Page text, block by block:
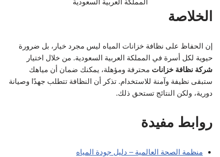
الخلاصة
إن الحفاظ على نظافة خزانات المياه ليس مجرد خيار، بل ضرورة
حيوية لكل أسرة في المملكة العربية السعودية. من خلال اختيار
شركة نظافة خزانات محترفة ومؤهلة، يمكنك ضمان أن مياهك
ستبقى نظيفة وآمنة للاستخدام. تذكر أن النظافة تتطلب جهدًا وصيانة
دورية، ولكن النتائج تستحق ذلك.
روابط مفيدة
منظمة الصحة العالمية – دليل جودة المياه